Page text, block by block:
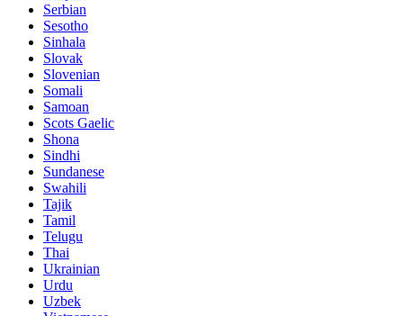
Serbian
Sesotho
Sinhala
Slovak
Slovenian
Somali
Samoan
Scots Gaelic
Shona
Sindhi
Sundanese
Swahili
Tajik
Tamil
Telugu
Thai
Ukrainian
Urdu
Uzbek